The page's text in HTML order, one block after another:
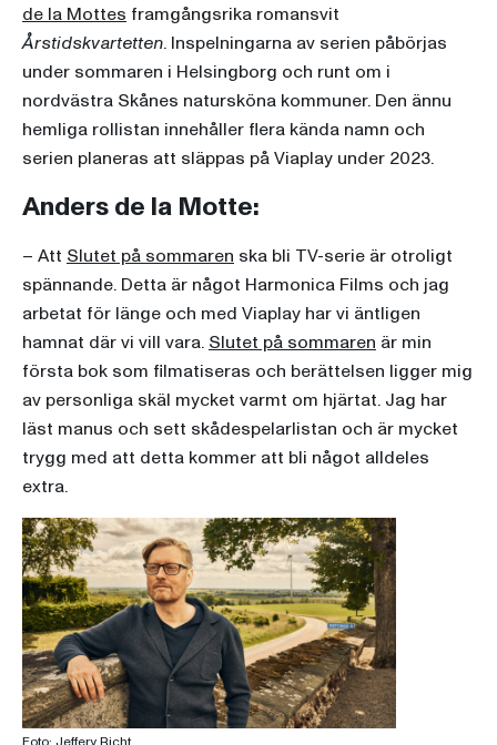
de la Mottes framgångsrika romansvit
Årstidskvartetten. Inspelningarna av serien påbörjas
under sommaren i Helsingborg och runt om i
nordvästra Skånes natursköna kommuner. Den ännu
hemliga rollistan innehåller flera kända namn och
serien planeras att släppas på Viaplay under 2023.
Anders de la Motte:
– Att Slutet på sommaren ska bli TV-serie är otroligt
spännande. Detta är något Harmonica Films och jag
arbetat för länge och med Viaplay har vi äntligen
hamnat där vi vill vara. Slutet på sommaren är min
första bok som filmatiseras och berättelsen ligger mig
av personliga skäl mycket varmt om hjärtat. Jag har
läst manus och sett skådespelarlistan och är mycket
trygg med att detta kommer att bli något alldeles
extra.